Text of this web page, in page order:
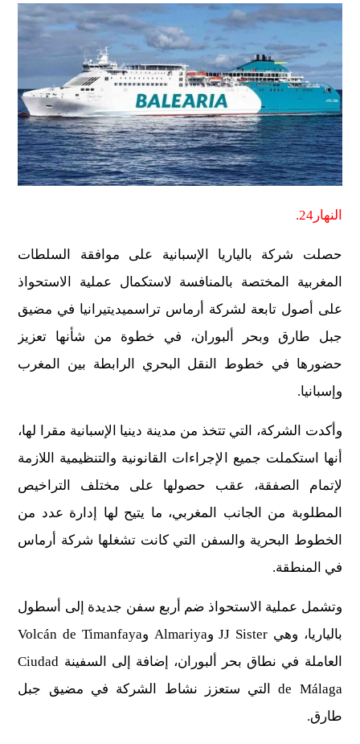
النهار24.
حصلت شركة بالياريا الإسبانية على موافقة السلطات
المغربية المختصة بالمنافسة لاستكمال عملية الاستحواذ
على أصول تابعة لشركة أرماس تراسميديتيرانيا في مضيق
جبل طارق وبحر ألبوران، في خطوة من شأنها تعزيز
حضورها في خطوط النقل البحري الرابطة بين المغرب
وإسبانيا.
وأكدت الشركة، التي تتخذ من مدينة دينيا الإسبانية مقرا لها،
أنها استكملت جميع الإجراءات القانونية والتنظيمية اللازمة
لإتمام الصفقة، عقب حصولها على مختلف التراخيص
المطلوبة من الجانب المغربي، ما يتيح لها إدارة عدد من
الخطوط البحرية والسفن التي كانت تشغلها شركة أرماس
في المنطقة.
وتشمل عملية الاستحواذ ضم أربع سفن جديدة إلى أسطول
بالياريا، وهي JJ Sister وAlmariya وVolcán de Timanfaya
العاملة في نطاق بحر ألبوران، إضافة إلى السفينة Ciudad
de Málaga التي ستعزز نشاط الشركة في مضيق جبل
طارق.